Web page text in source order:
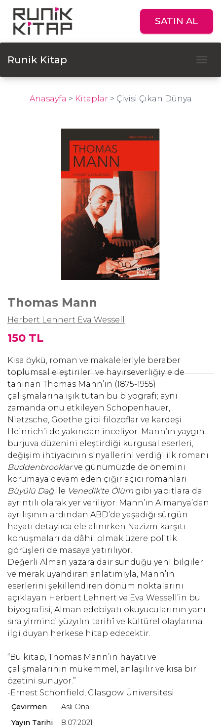
SATIN AL
Runik Kitap
Anasayfa > Kitaplar > Çivisi Çıkan Dünya
Thomas Mann
Herbert Lehnert Eva Wessell
150 TL
Kısa öykü, roman ve makaleleriyle beraber
toplumsal eleştirileri ve hayırseverliğiyle de
tanınan Thomas Mann’ın (1875-1955)
çalışmalarına ışık tutan bu biyografi; aynı
zamanda onu etkileyen Schopenhauer,
Nietzsche, Goethe gibi filozoflar ve kardeşi
Heinrich’i de yakından inceliyor. Mann’ın yaygın
burjuva düzenini eleştirdiği kurgusal eserleri,
değişim ihtiyacının sinyallerini verdiği ilk romanı
Buddenbrooklarve günümüzde de önemini
korumaya devam eden çığır açıcı romanları
Büyülü Dağile Venedik’te Ölüm gibi yapıtlara da
ayrıntılı olarak yer veriliyor. Mann’ın Almanya’dan
ayrılışının ardından ABD’de yaşadığı sürgün
hayatı detaylıca ele alınırken Nazizm karşıtı
konuşmaları da dâhil olmak üzere politik
görüşleri de masaya yatırılıyor.
Değerli Alman yazara dair sunduğu yeni bilgiler
ve merak uyandıran anlatımıyla, Mann’ın
eserlerini şekillendiren dönüm noktalarını
açıklayan Herbert Lehnert ve Eva Wessell’in bu
biyografisi, Alman edebiyatı okuyucularının yanı
sıra yirminci yüzyılın tarihî ve kültürel olaylarına
ilgi duyan herkese hitap edecektir.
“Bu kitap, Thomas Mann’ın hayatı ve
çalışmalarının mükemmel, anlaşılır ve kısa bir
özetini sunuyor.”
-Ernest Schonfield, Glasgow Üniversitesi
Çevirmen
Aslı Önal
Yayın Tarihi
8.07.2021